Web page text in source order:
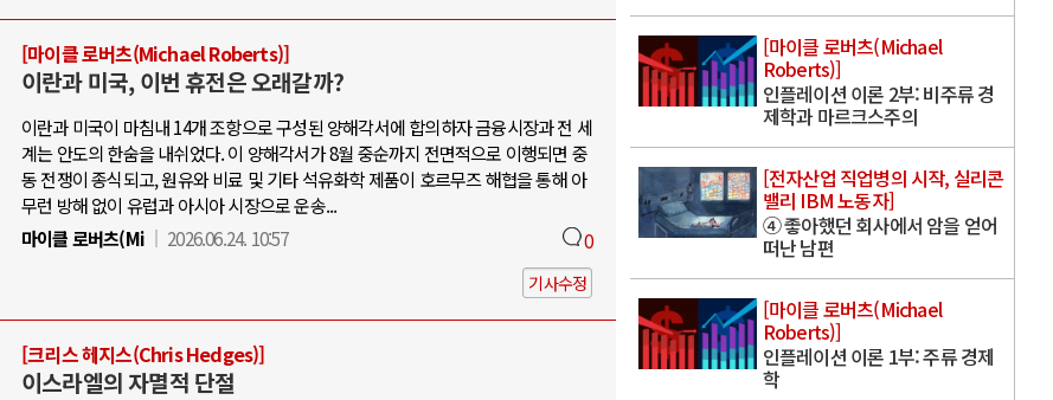
[마이클 로버츠(Michael Roberts)]
이란과 미국, 이번 휴전은 오래갈까?
이란과 미국이 마침내 14개 조항으로 구성된 양해각서에 합의하자 금융시장과 전 세
계는 안도의 한숨을 내쉬었다. 이 양해각서가 8월 중순까지 전면적으로 이행되면 중
동 전쟁이 종식되고, 원유와 비료 및 기타 석유화학 제품이 호르무즈 해협을 통해 아
무런 방해 없이 유럽과 아시아 시장으로 운송...
마이클 로버츠(Mi
2026.06.24. 10:57 0
기사수정
[크리스 헤지스(Chris Hedges)]
이스라엘의 자멸적 단절
[마이클 로버츠(Michael
Roberts)]
인플레이션 이론 2부: 비주류 경
제학과 마르크스주의
[전자산업 직업병의 시작, 실리콘
밸리 IBM 노동자]
④ 좋아했던 회사에서 암을 얻어
떠난 남편
[마이클 로버츠(Michael
Roberts)]
인플레이션 이론 1부: 주류 경제
학